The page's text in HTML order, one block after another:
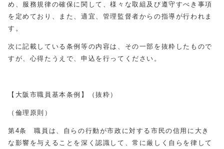
め、服務規律の確保に関して、様々な取組及び遵守すべき事項
を定めており、また、適宜、管理監督者からの指導が行われま
す。
次に記載している条例等の内容は、その一部を抜粋したもので
すが、心得たうえで、申込を行ってください。
【大阪市職員基本条例】（抜粋）
（倫理原則）
第4条 職員は、自らの行動が市政に対する市民の信用に大き
な影響を与えることを深く認識して、常に厳しく自らを律して